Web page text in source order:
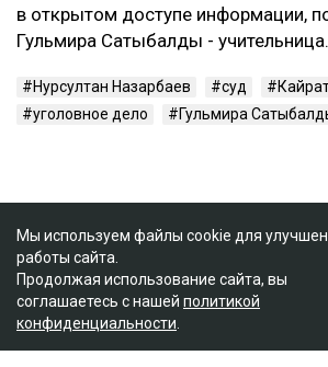
в открытом доступе информации,
Гульмира Сатыбалды - учительница.
Нурсултан Назарбаев суд
уголовное дело
Гульмира
Мы используем файлы cookie для
работы сайта.
Продолжая использование сайта, вы
соглашаетесь с нашей политикой
конфиденциальности